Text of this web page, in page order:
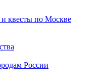
квесты по Москве
России